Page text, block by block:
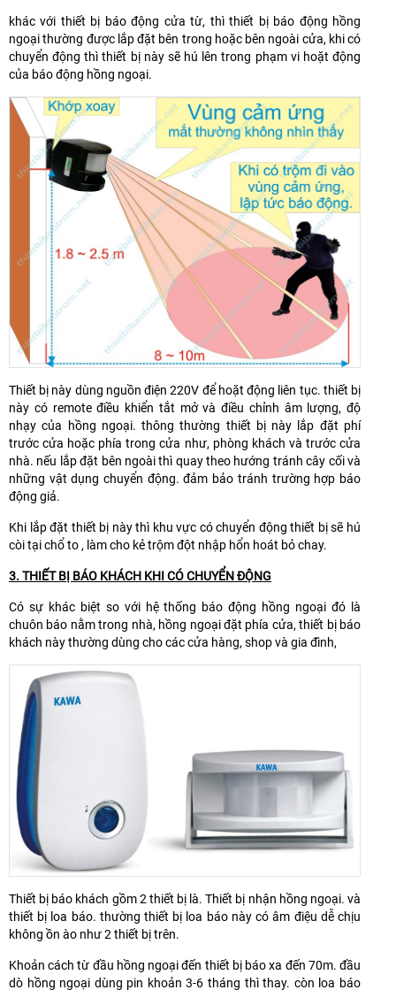
khác với thiết bị báo động cửa từ, thì thiết bị báo động hồng
ngoại thường được lắp đặt bên trong hoặc bên ngoài cửa, khi có
chuyển động thì thiết bị này sẽ hú lên trong phạm vi hoặt động
của báo động hồng ngoại.
Thiết bị này dùng nguồn điện 220V để hoặt động liên tục. thiết bị
này có remote điều khiển tắt mở và điều chỉnh âm lượng, độ
nhạy của hồng ngoại. thông thường thiết bị này lắp đặt phí
trước cửa hoặc phía trong cửa như, phòng khách và trước cửa
nhà. nếu lắp đặt bên ngoài thì quay theo hướng tránh cây cối và
những vật dụng chuyển động. đảm bảo tránh trường hợp báo
động giả.
Khi lắp đặt thiết bị này thì khu vực có chuyển động thiết bị sẽ hú
còi tại chổ to , làm cho kẻ trộm đột nhập hổn hoát bỏ chay.
3. THIẾT BỊ BÁO KHÁCH KHI CÓ CHUYỂN ĐỘNG
Có sự khác biệt so với hệ thống báo động hồng ngoại đó là
chuôn báo nằm trong nhà, hồng ngoại đặt phía cửa, thiết bị báo
khách này thường dùng cho các cửa hàng, shop và gia đình,
Thiết bị báo khách gồm 2 thiết bị là. Thiết bị nhận hồng ngoại. và
thiết bị loa báo. thường thiết bị loa báo này có âm điệu dễ chịu
không ồn ào như 2 thiết bị trên.
Khoản cách từ đầu hồng ngoại đến thiết bị báo xa đến 70m. đầu
dò hồng ngoại dùng pin khoản 3-6 tháng thì thay. còn loa báo